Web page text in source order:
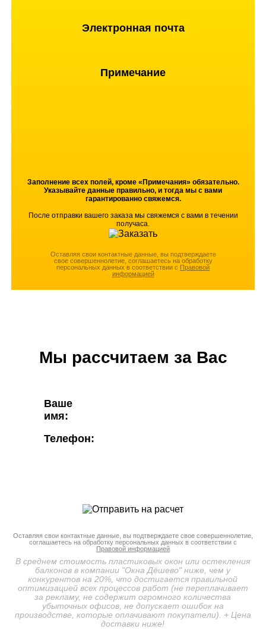
Электронная почта
Примечание
Заполнение всех полей, кроме «Примечания» обязательно.
Указывайте данные правильно, и тогда мы с вами
гарантированно свяжемся.
После отправки вашего заказа мы свяжемся с вами в течении
получаса.
Оставляя свои контактные данные, вы подтверждаете
свое совершеннолетие, соглашаетесь на обработку
персональных данных в соответствии с Правовой
информацией
Мы рассчитаем за Вас
Ваше
имя:
Телефон:
Оставляя свои контактные данные, вы подтверждаете свое совершеннолетие,
соглашаетесь на обработку персональных данных в соответствии с
Правовой информацией
В среднем стоимость пластиковых окон или остекления
балконов в компании "Окна Дёшево" ниже, чем у
конкурентов на 20%, что достигается правильной
оптимизацией всех процессов работ (не переплачивает
за рекламу, не содержит огромного количества
убыточных офисов, не допускает ошибок на
производстве, которые оплачивают покупатели). + Цена
доставки ниже!